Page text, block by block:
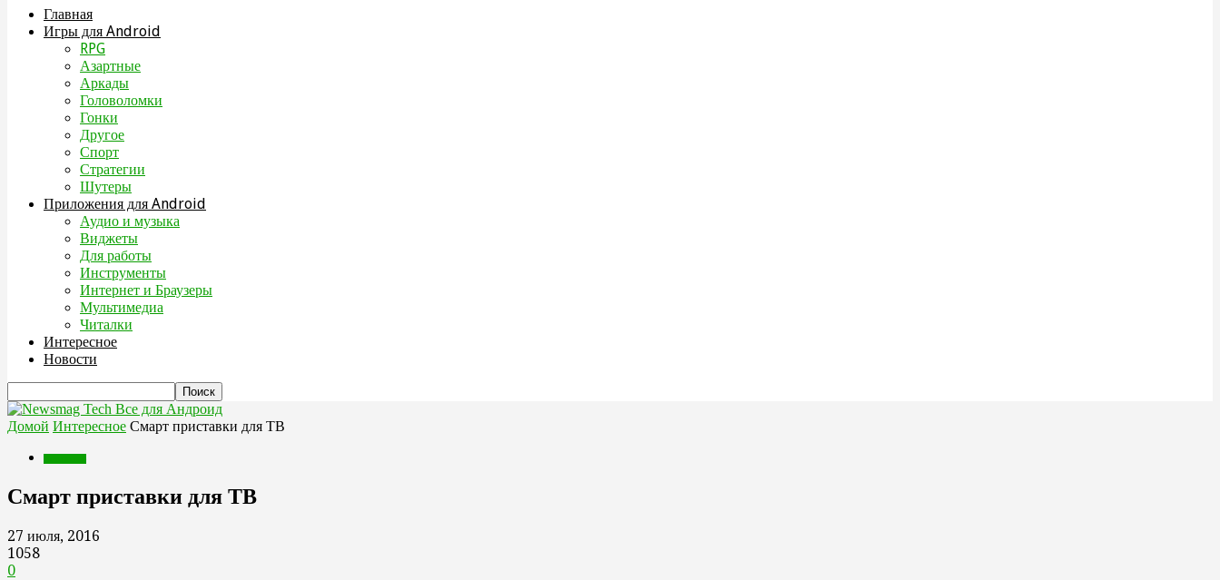
Главная
Игры для Android
RPG
Азартные
Аркады
Головоломки
Гонки
Другое
Спорт
Стратегии
Шутеры
Приложения для Android
Аудио и музыка
Виджеты
Для работы
Инструменты
Интернет и Браузеры
Мультимедиа
Читалки
Интересное
Новости
Все для Андроид
Домой Интересное Смарт приставки для ТВ
Смарт приставки для ТВ
27 июля, 2016
1058
0